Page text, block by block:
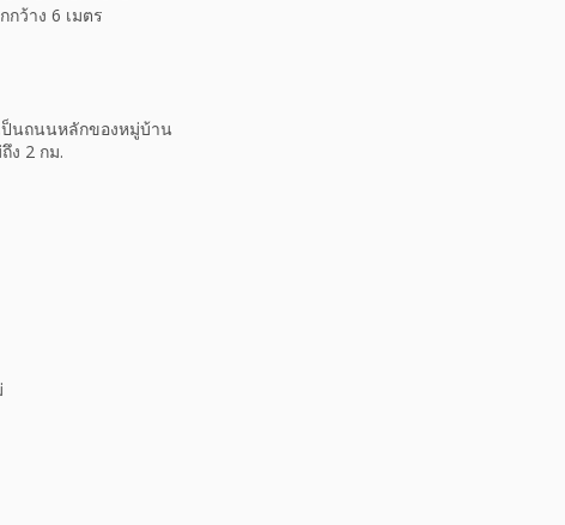
ว้าง 6 เมตร
ป็นถนนหลักของหมู่บ้าน
ง 2 กม.